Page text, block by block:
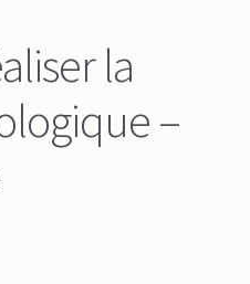
la
–